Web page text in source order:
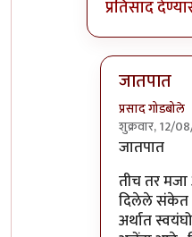
प्रतिसाद
जातपात
प्रसाद गोडबोले
शुक्रवार, 12/
In reply to
जातपात
तीच तर
दिलेले संकेत
अर्थात